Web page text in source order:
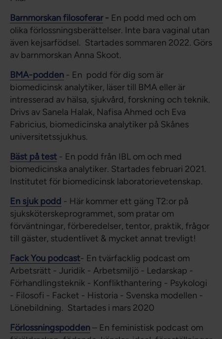
Barnmorskan filosoferar- En podd med och om
olika förlossningsberättelser. Inte bara vaginal utan
även kejsarfödsel. Startades sommaren 2022. Görs
av barnmorskan Anna Skoot.
BMA-podden - En podd för dig som är
biomedicinsk analytiker, läser till BMA eller är
intresserad av hälsa, sjukvård, forskning och teknik.
Drivs av Sanela Halak, Nafisa Ahmed och Eva
Fabricius, biomedicinska analytiker på Skånes
universitetssjukhus.
Bäst på test - En podd från IBL om och med
biomedicinska analytiker. Startades februari 2021.
Institutet för biomedicinsk laboratorievetenskap.
En sjuk podd - Här kommer ett gäng T2:or på
sjuksköterskeprogrammet, som pratar om
förväntningar, förberedelser, tentor, praktik, frågor
till gäster, studentlivet & mycket annat trevligt!
Fack You podcast- En tvärfacklig podcast om
Arbetsrätt - Juridik - Arbetsmiljö - Ledarskap -
Förhandlingsteknik - Konflikthantering - Psykologi
- Filosofi - Facket - Historia - Svenska modellen -
Lönebildning. Startades i mars 2020
Förlossningspodden– En feministisk podcast om